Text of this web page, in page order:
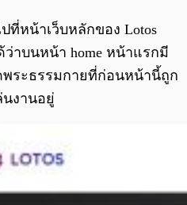
ที่หน้าเว็บหลักของ Lotos
ว่าบนหน้า home หน้าแรกมี
ระธรรมกายที่ก่อนหน้านี้ถูก
นงานอยู่